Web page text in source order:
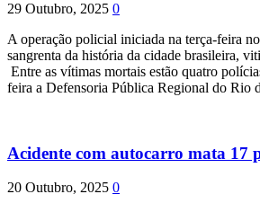
29 Outubro, 2025 0
A operação policial iniciada na terça-feira
sangrenta da história da cidade brasileira,
Entre as vítimas mortais estão quatro
feira a Defensoria Pública Regional do Rio
Acidente com autocarro mata 17
20 Outubro, 2025 0